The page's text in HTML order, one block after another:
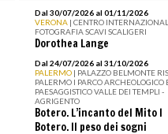
Dal 30/07/2026 al 01/11/2026
VERONA | CENTRO
FOTOGRAFIA SCAVI SCALIGERI
Dorothea Lange
Dal 24/07/2026 al 31/10/2026
PALERMO | PALAZZO BELMONTE
PALERMO I PARCO ARCHEOLOGICO
PAESAGGISTICO VALLE DEI TEMPLI -
AGRIGENTO
Botero. L’incanto del Mito I
Botero. Il peso dei sogni